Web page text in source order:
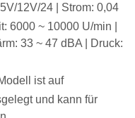
12V/24 | Strom: 0,04
6000 ~ 10000 U/min |
33 ~ 47 dBA | Druck:
ist auf
und kann für